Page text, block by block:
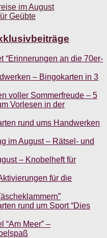
“Erinnerungen an die 70er-
– Bingokarten in 3
voller Sommerfreude – 5
Vorlesen in der
rund ums Handwerken
im August – Rätsel- und
– Knobelheft für
für die
rund um Sport “Dies
“Am Meer” –